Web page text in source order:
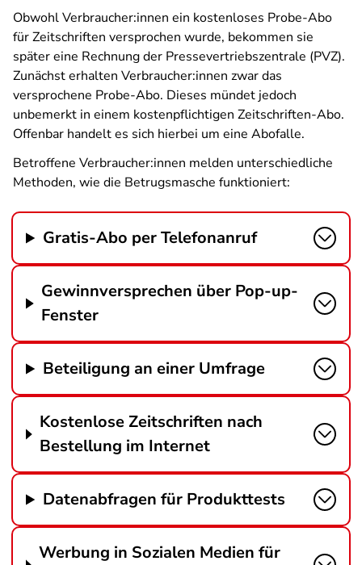
Obwohl Verbraucher:innen ein kostenloses Probe-Abo
für Zeitschriften versprochen wurde, bekommen sie
später eine Rechnung der Pressevertriebszentrale (PVZ).
Zunächst erhalten Verbraucher:innen zwar das
versprochene Probe-Abo. Dieses mündet jedoch
unbemerkt in einem kostenpflichtigen Zeitschriften-Abo.
Offenbar handelt es sich hierbei um eine Abofalle.
Betroffene Verbraucher:innen melden unterschiedliche
Methoden, wie die Betrugsmasche funktioniert:
Gratis-Abo per Telefonanruf
Gewinnversprechen über Pop-up-
Fenster
Beteiligung an einer Umfrage
Kostenlose Zeitschriften nach
Bestellung im Internet
Datenabfragen für Produkttests
Werbung in Sozialen Medien für